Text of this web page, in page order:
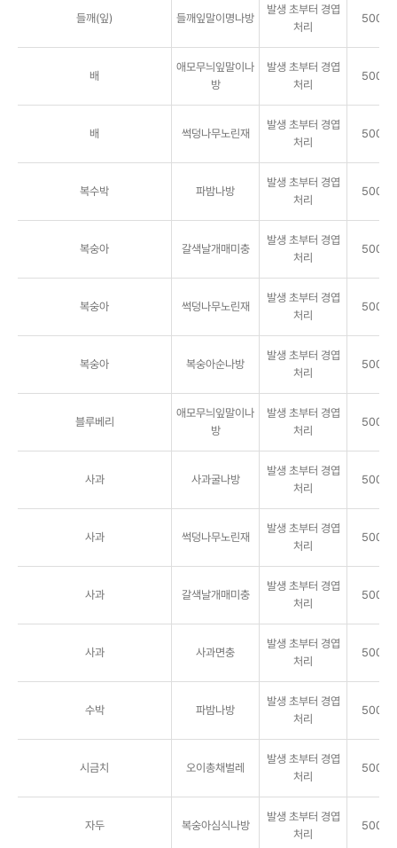
들깨(잎) 들깨잎말이명나방
발생 초부터 경엽
처리
5000
배
애모무늬잎말이나
방
발생 초부터 경엽
처리
5000
배 썩덩나무노린재
발생 초부터 경엽
처리
5000
복수박 파밤나방
발생 초부터 경엽
처리
5000
복숭아 갈색날개매미충
발생 초부터 경엽
처리
5000
복숭아 썩덩나무노린재
발생 초부터 경엽
처리
5000
복숭아 복숭아순나방
발생 초부터 경엽
처리
5000
블루베리
애모무늬잎말이나
방
발생 초부터 경엽
처리
5000
사과 사과굴나방
발생 초부터 경엽
처리
5000
사과 썩덩나무노린재
발생 초부터 경엽
처리
5000
사과 갈색날개매미충
발생 초부터 경엽
처리
5000
사과 사과면충
발생 초부터 경엽
처리
5000
수박 파밤나방
발생 초부터 경엽
처리
5000
시금치 오이총채벌레
발생 초부터 경엽
처리
5000
자두 복숭아심식나방
발생 초부터 경엽
처리
5000